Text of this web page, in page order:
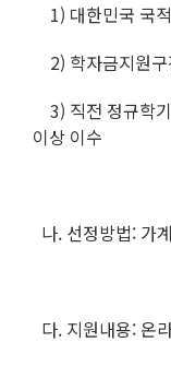
1) 대한민국 국
2) 학자금지원
3) 직전 정규학
이상 이수
나. 선정방법: 가
다. 지원내용: 온